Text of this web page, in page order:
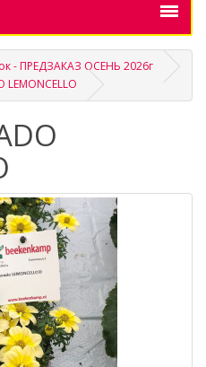
- ПРЕДЗАКАЗ ОСЕНЬ 2026г
LEMONCELLO